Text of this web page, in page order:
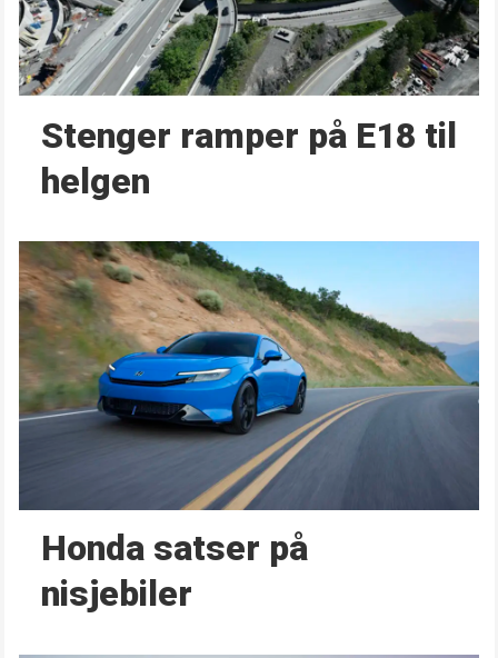
Stenger ramper på E18 til
helgen
Honda satser på
nisjebiler